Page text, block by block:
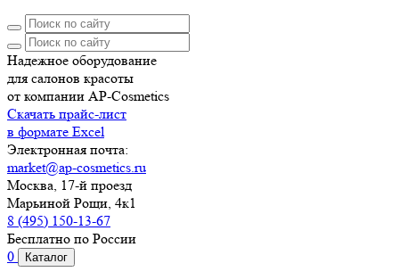
Надежное оборудование
для салонов красоты
от компании AP-Cosmetics
Скачать прайс-лист
в формате Excel
Электронная почта:
market@ap-cosmetics.ru
Москва, 17-й проезд
Марьиной Рощи, 4к1
8 (495) 150-13-67
Бесплатно по России
0
Каталог